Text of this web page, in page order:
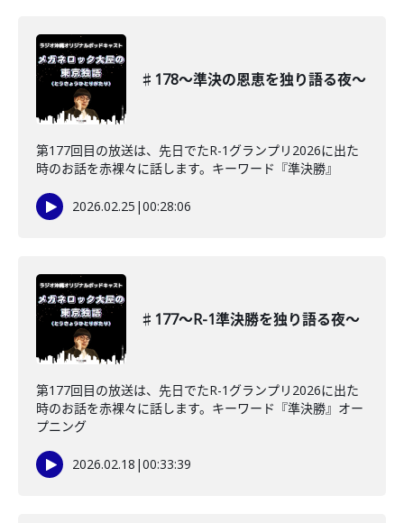
♯178〜準決の恩恵を独り語る夜〜
第177回目の放送は、先日でたR-1グランプリ2026に出た
時のお話を赤裸々に話します。キーワード『準決勝』
2026.02.25 |00:28:06
♯177〜R-1準決勝を独り語る夜〜
第177回目の放送は、先日でたR-1グランプリ2026に出た
時のお話を赤裸々に話します。キーワード『準決勝』オー
プニング
2026.02.18 |00:33:39